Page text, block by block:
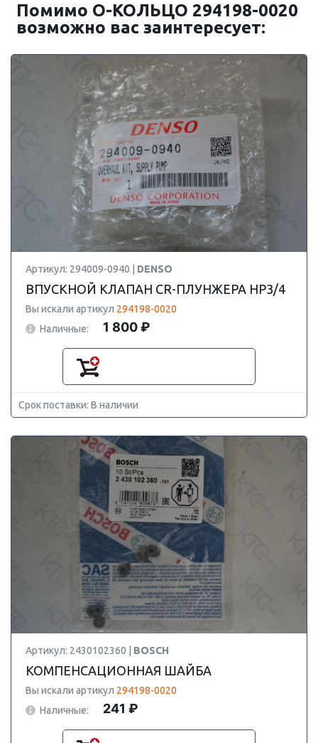
Помимо О-КОЛЬЦО 294198-0020
возможно вас заинтересует:
Артикул: 294009-0940 | DENSO
ВПУСКНОЙ КЛАПАН CR-ПЛУНЖЕРА HP3/4
Вы искали артикул 294198-0020
Наличные:
1 800 ₽
Срок поставки: В наличии
Артикул: 2430102360 | BOSCH
КОМПЕНСАЦИОННАЯ ШАЙБА
Вы искали артикул 294198-0020
Наличные:
241 ₽